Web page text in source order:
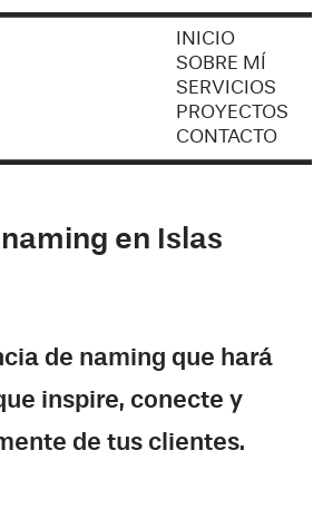
INICIO
SOBRE MÍ
SERVICIOS
PROYECTOS
CONTACTO
en Islas
de naming que hará
inspire, conecte y
de tus clientes.